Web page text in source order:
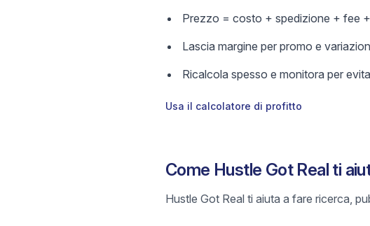
Prezzo = costo + spedizione + fee
Lascia margine per promo e
Ricalcola spesso e monitora per
Usa il calcolatore di profitto
Come Hustle Got Real ti
Hustle Got Real ti aiuta a fare ricerca,